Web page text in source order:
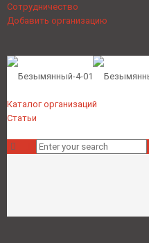
Сотрудничество
Добавить организацию
Каталог организаций
Статьи